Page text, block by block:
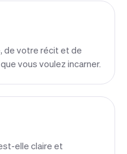
de votre récit et de
vous voulez incarner.
elle claire et